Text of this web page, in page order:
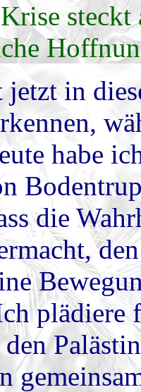
steckt
jetzt in
habe
die
plädiere